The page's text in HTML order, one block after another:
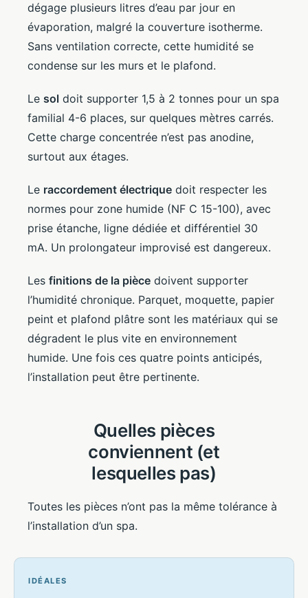
dégage plusieurs litres d’eau par jour en
évaporation, malgré la couverture isotherme.
Sans ventilation correcte, cette humidité se
condense sur les murs et le plafond.
Le sol doit supporter 1,5 à 2 tonnes pour un spa
familial 4-6 places, sur quelques mètres carrés.
Cette charge concentrée n’est pas anodine,
surtout aux étages.
Le raccordement électrique doit respecter les
normes pour zone humide (NF C 15-100), avec
prise étanche, ligne dédiée et différentiel 30
mA. Un prolongateur improvisé est dangereux.
Les finitions de la pièce doivent supporter
l’humidité chronique. Parquet, moquette, papier
peint et plafond plâtre sont les matériaux qui se
dégradent le plus vite en environnement
humide. Une fois ces quatre points anticipés,
l’installation peut être pertinente.
Quelles pièces
conviennent (et
lesquelles pas)
Toutes les pièces n’ont pas la même tolérance à
l’installation d’un spa.
IDÉALES